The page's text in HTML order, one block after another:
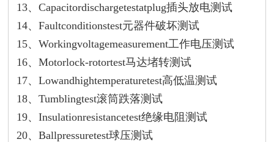
13、Capacitordischargetestatplug插头放电测试
14、Faultconditionstest元器件破坏测试
15、Workingvoltagemeasurement工作电压测试
16、Motorlock-rotortest马达堵转测试
17、Lowandhightemperaturetest高低温测试
18、Tumblingtest滚筒跌落测试
19、Insulationresistancetest绝缘电阻测试
20、Ballpressuretest球压测试